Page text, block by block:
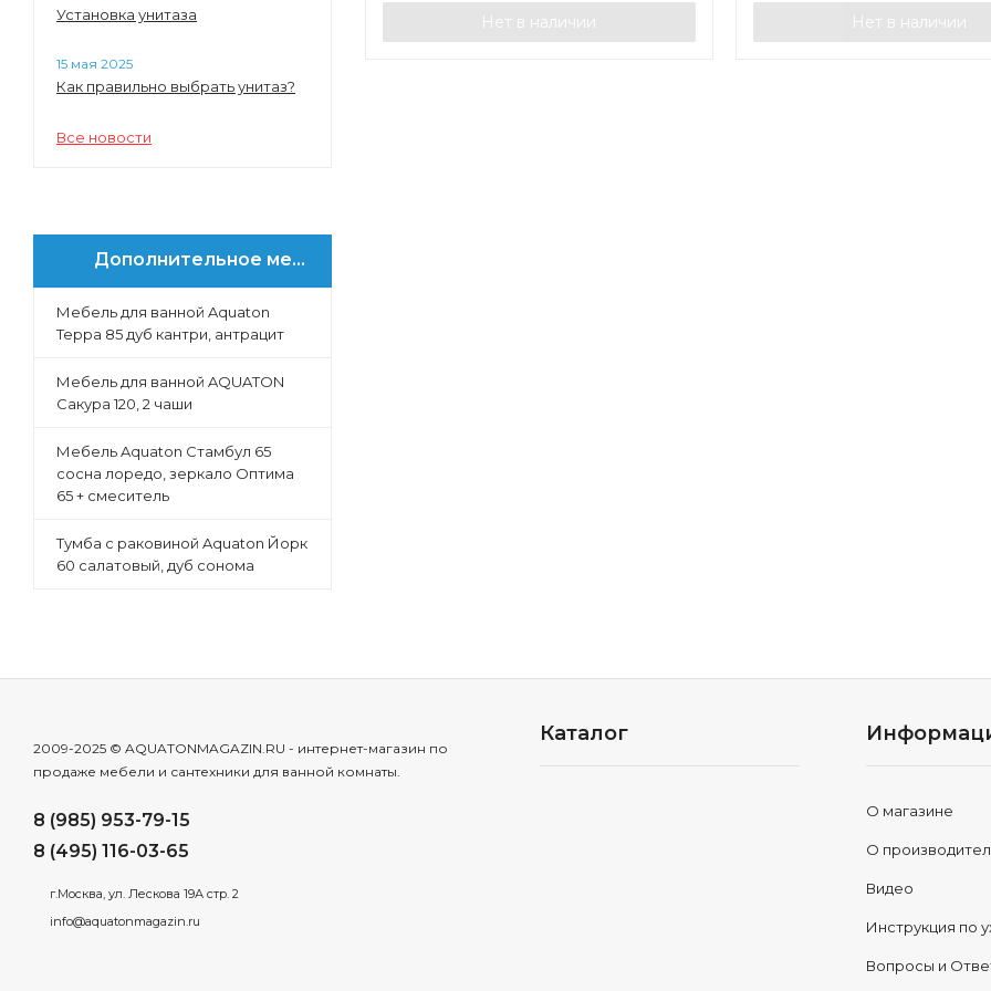
Установка унитаза
15 мая 2025
Как правильно выбрать унитаз?
Все новости
Дополнительное меню
Мебель для ванной Aquaton
Терра 85 дуб кантри, антрацит
Мебель для ванной AQUATON
Сакура 120, 2 чаши
Мебель Aquaton Стамбул 65
сосна лоредо, зеркало Оптима
65 + смеситель
Тумба с раковиной Aquaton Йорк
60 салатовый, дуб сонома
Нет в наличии Нет в наличии
2009-2025 © AQUATONMAGAZIN.RU - интернет-магазин по
продаже мебели и сантехники для ванной комнаты.
8 (985) 953-79-15
8 (495) 116-03-65
г.Москва, ул. Лескова 19А стр. 2
info@aquatonmagazin.ru
Каталог
О магазине
О
Видео
Инструкция по
Вопросы и